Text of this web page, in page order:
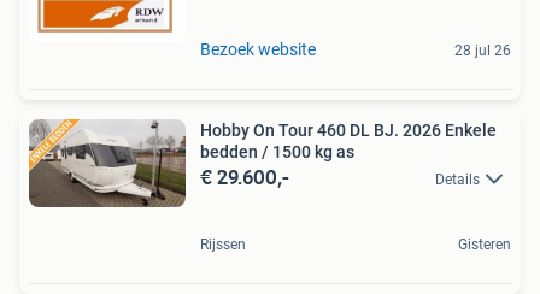
Bezoek website 28 jul 26
Hobby On Tour 460 DL BJ. 2026 Enkele
bedden / 1500 kg as
€ 29.600,- Details
Rijssen Gisteren